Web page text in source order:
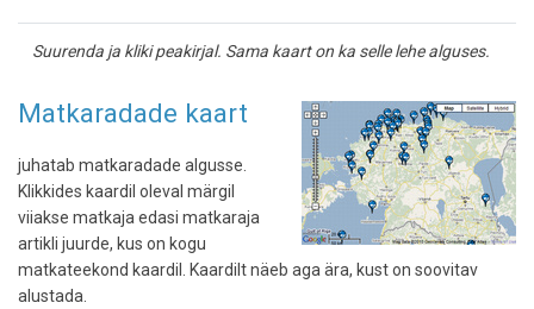
Suurenda ja kliki peakirjal. Sama kaart on ka selle lehe alguses.
Matkaradade kaart
juhatab matkaradade algusse.
Klikkides kaardil oleval märgil
viiakse matkaja edasi matkaraja
artikli juurde, kus on kogu
matkateekond kaardil. Kaardilt näeb aga ära, kust on soovitav
alustada.